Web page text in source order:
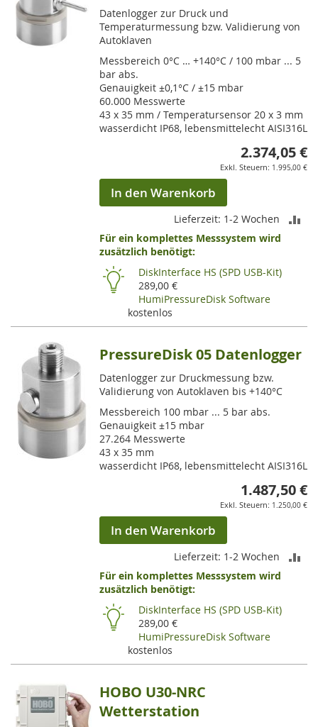
Datenlogger zur Druck und
Temperaturmessung bzw. Validierung von
Autoklaven
Messbereich 0°C … +140°C / 100 mbar ... 5
bar abs.
Genauigkeit ±0,1°C / ±15 mbar
60.000 Messwerte
43 x 35 mm / Temperatursensor 20 x 3 mm
wasserdicht IP68, lebensmittelecht AISI316L
2.374,05 €
1.995,00 €
In den Warenkorb
Lieferzeit: 1-2 Wochen
Für ein komplettes Messsystem wird
zusätzlich benötigt:
DiskInterface HS (SPD USB-Kit)
289,00 €
HumiPressureDisk Software
kostenlos
PressureDisk 05 Datenlogger
Datenlogger zur Druckmessung bzw.
Validierung von Autoklaven bis +140°C
Messbereich 100 mbar ... 5 bar abs.
Genauigkeit ±15 mbar
27.264 Messwerte
43 x 35 mm
wasserdicht IP68, lebensmittelecht AISI316L
1.487,50 €
1.250,00 €
In den Warenkorb
Lieferzeit: 1-2 Wochen
Für ein komplettes Messsystem wird
zusätzlich benötigt:
DiskInterface HS (SPD USB-Kit)
289,00 €
HumiPressureDisk Software
kostenlos
HOBO U30-NRC
Wetterstation